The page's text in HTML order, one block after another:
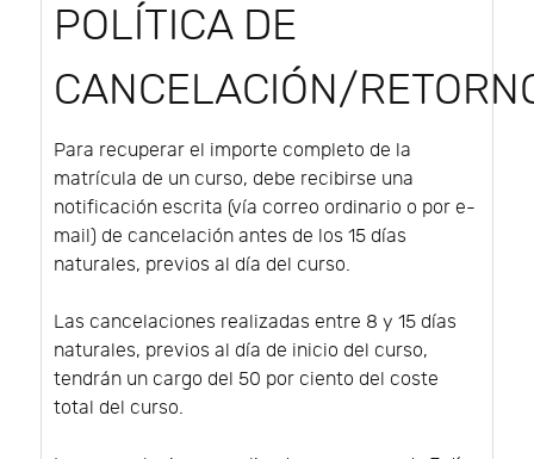
POLÍTICA DE
CANCELACIÓN/
Para recuperar el importe completo de la
matrícula de un curso, debe recibirse una
notificación escrita (vía correo ordinario o por e-
mail) de cancelación antes de los 15 días
naturales, previos al día del curso.
Las cancelaciones realizadas entre 8 y 15 días
naturales, previos al día de inicio del curso,
tendrán un cargo del 50 por ciento del coste
total del curso.